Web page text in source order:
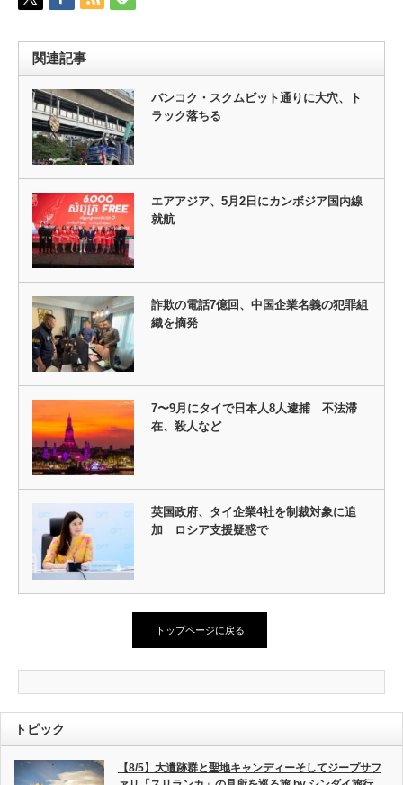
関連記事
バンコク・スクムビット通りに大穴、ト
ラック落ちる
エアアジア、5月2日にカンボジア国内線
就航
詐欺の電話7億回、中国企業名義の犯罪組
織を摘発
7〜9月にタイで日本人8人逮捕 不法滞
在、殺人など
英国政府、タイ企業4社を制裁対象に追
加 ロシア支援疑惑で
トップページに戻る
トピック
【8/5】大遺跡群と聖地キャンディーそしてジープサフ